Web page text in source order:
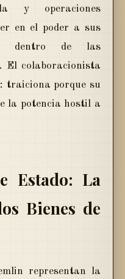
y operaciones
en el poder a sus
dentro de las
El colaboracionista
traiciona porque su
la potencia hostil a
Estado: La
Bienes de
representan la